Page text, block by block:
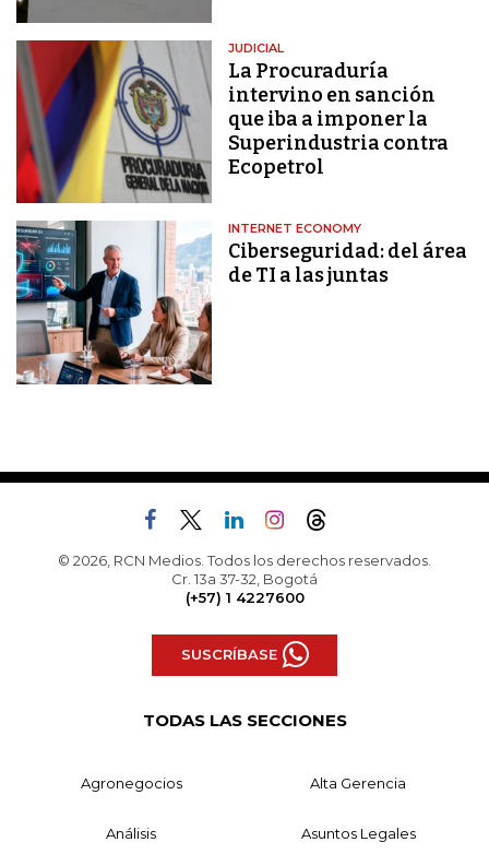
JUDICIAL
La Procuraduría
intervino en sanción
que iba a imponer la
Superindustria contra
Ecopetrol
INTERNET ECONOMY
Ciberseguridad: del área
de TI a las juntas
© 2026, RCN Medios. Todos los derechos reservados.
Cr. 13a 37-32, Bogotá
(+57) 1 4227600
SUSCRÍBASE
TODAS LAS SECCIONES
Agronegocios Alta Gerencia
Análisis Asuntos Legales